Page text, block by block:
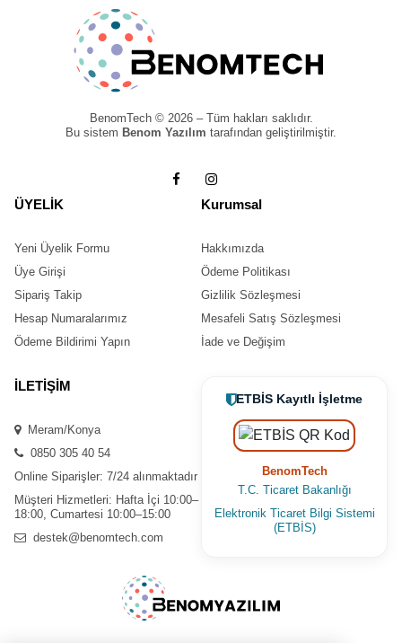
BenomTech © 2026 – Tüm hakları saklıdır.
Bu sistem Benom Yazılım tarafından geliştirilmiştir.
ÜYELİK
Yeni Üyelik Formu
Üye Girişi
Sipariş Takip
Hesap Numaralarımız
Ödeme Bildirimi Yapın
Kurumsal
Hakkımızda
Ödeme Politikası
Gizlilik Sözleşmesi
Mesafeli Satış Sözleşmesi
İade ve Değişim
İLETİŞİM
Meram/Konya
0850 305 40 54
Online Siparişler: 7/24 alınmaktadır
Müşteri Hizmetleri: Hafta İçi 10:00–
18:00, Cumartesi 10:00–15:00
destek@benomtech.com
ETBİS Kayıtlı İşletme
BenomTech
T.C. Ticaret Bakanlığı
Elektronik Ticaret Bilgi Sistemi
(ETBİS)